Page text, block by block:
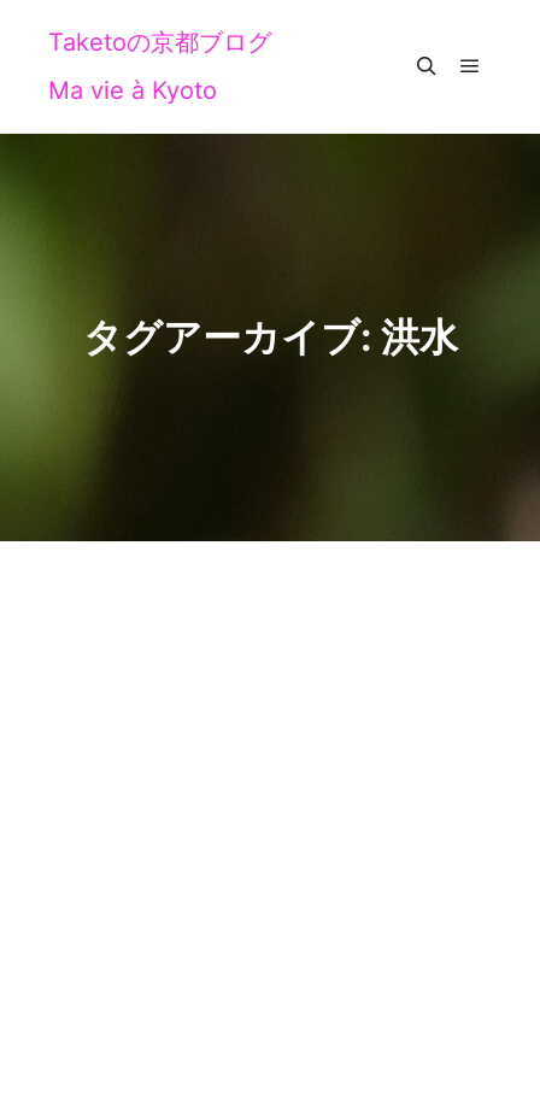
Taketoの京都ブログ
Ma vie à Kyoto
タグアーカイブ: 洪水